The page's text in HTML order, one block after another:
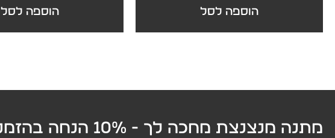
הוספה לסל הוספה לסל
מתנה מנצנצת מחכה לך - 10% הנחה בהזמנה הראשונה!